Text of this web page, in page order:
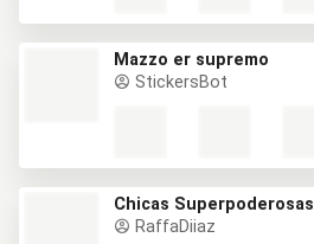
Mazzo er supremo
StickersBot
Chicas Superpoderosas
RaffaDiiaz